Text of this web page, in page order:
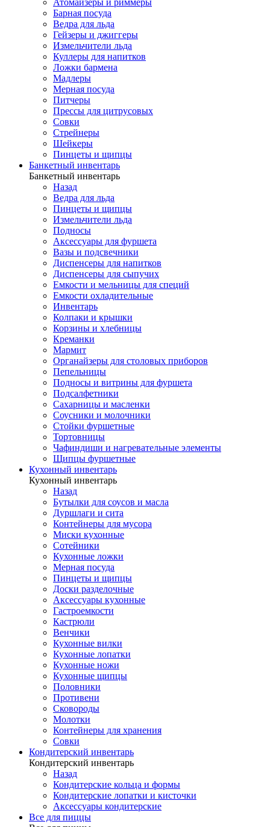
Барная посуда
Ведра для льда
Гейзеры и джиггеры
Измельчители льда
Куллеры для напитков
Ложки бармена
Мадлеры
Мерная посуда
Питчеры
Прессы для цитрусовых
Совки
Стрейнеры
Шейкеры
Пинцеты и щипцы
Банкетный инвентарь
Банкетный инвентарь
Назад
Ведра для льда
Пинцеты и щипцы
Измельчители льда
Подносы
Аксессуары для фуршета
Вазы и подсвечники
Диспенсеры для напитков
Диспенсеры для сыпучих
Емкости и мельницы для специй
Емкости охладительные
Инвентарь
Колпаки и крышки
Корзины и хлебницы
Креманки
Мармит
Органайзеры для столовых приборов
Пепельницы
Подносы и витрины для фуршета
Подсалфетники
Сахарницы и масленки
Соусники и молочники
Стойки фуршетные
Тортовницы
Чафиндиши и нагревательные элементы
Щипцы фуршетные
Кухонный инвентарь
Кухонный инвентарь
Назад
Бутылки для соусов и масла
Дуршлаги и сита
Контейнеры для мусора
Миски кухонные
Сотейники
Кухонные ложки
Мерная посуда
Пинцеты и щипцы
Доски разделочные
Аксессуары кухонные
Гастроемкости
Кастрюли
Венчики
Кухонные вилки
Кухонные лопатки
Кухонные ножи
Кухонные щипцы
Половники
Противени
Сковороды
Молотки
Контейнеры для хранения
Совки
Кондитерский инвентарь
Кондитерский инвентарь
Назад
Кондитерские кольца и формы
Кондитерские лопатки и кисточки
Аксессуары кондитерские
Все для пиццы